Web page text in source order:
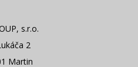
s.r.o.
2
Martin